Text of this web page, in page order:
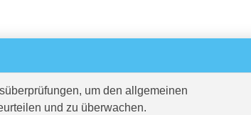
um den allgemeinen
und zu überwachen.